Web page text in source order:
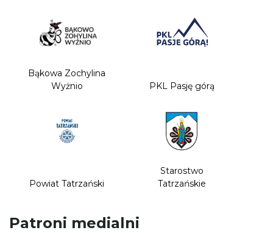
Bąkowa Zochylina
Wyżnio
PKL Pasję górą
Powiat Tatrzański
Starostwo
Tatrzańskie
Patroni medialni